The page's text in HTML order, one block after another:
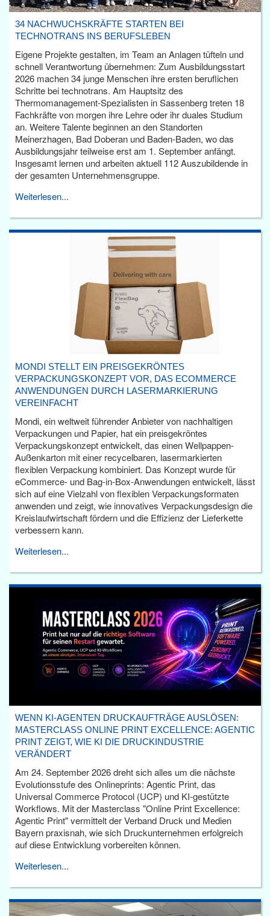
34 NACHWUCHSKRÄFTE STARTEN BEI
TECHNOTRANS INS BERUFSLEBEN
Eigene Projekte gestalten, im Team an Anlagen tüfteln und
schnell Verantwortung übernehmen: Zum Ausbildungsstart
2026 machen 34 junge Menschen ihre ersten beruflichen
Schritte bei technotrans. Am Hauptsitz des
Thermomanagement-Spezialisten in Sassenberg treten 18
Fachkräfte von morgen ihre Lehre oder ihr duales Studium
an. Weitere Talente beginnen an den Standorten
Meinerzhagen, Bad Doberan und Baden-Baden, wo das
Ausbildungsjahr teilweise erst am 1. September anfängt.
Insgesamt lernen und arbeiten aktuell 112 Auszubildende in
der gesamten Unternehmensgruppe.
Weiterlesen...
MONDI STELLT EIN PREISGEKRÖNTES
VERPACKUNGSKONZEPT VOR, DAS ECOMMERCE
ANWENDUNGEN DURCH LASERMARKIERUNG
VEREINFACHT
Mondi, ein weltweit führender Anbieter von nachhaltigen
Verpackungen und Papier, hat ein preisgekröntes
Verpackungskonzept entwickelt, das einen Wellpappen-
Außenkarton mit einer recycelbaren, lasermarkierten
flexiblen Verpackung kombiniert. Das Konzept wurde für
eCommerce- und Bag-in-Box-Anwendungen entwickelt, lässt
sich auf eine Vielzahl von flexiblen Verpackungsformaten
anwenden und zeigt, wie innovatives Verpackungsdesign die
Kreislaufwirtschaft fördern und die Effizienz der Lieferkette
verbessern kann.
Weiterlesen...
WENN KI-AGENTEN DRUCKAUFTRÄGE AUSLÖSEN:
MASTERCLASS ONLINE PRINT EXCELLENCE: AGENTIC
PRINT ZEIGT, WIE KI DIE DRUCKINDUSTRIE
VERÄNDERT
Am 24. September 2026 dreht sich alles um die nächste
Evolutionsstufe des Onlineprints: Agentic Print, das
Universal Commerce Protocol (UCP) und KI-gestützte
Workflows. Mit der Masterclass "Online Print Excellence:
Agentic Print" vermittelt der Verband Druck und Medien
Bayern praxisnah, wie sich Druckunternehmen erfolgreich
auf diese Entwicklung vorbereiten können.
Weiterlesen...